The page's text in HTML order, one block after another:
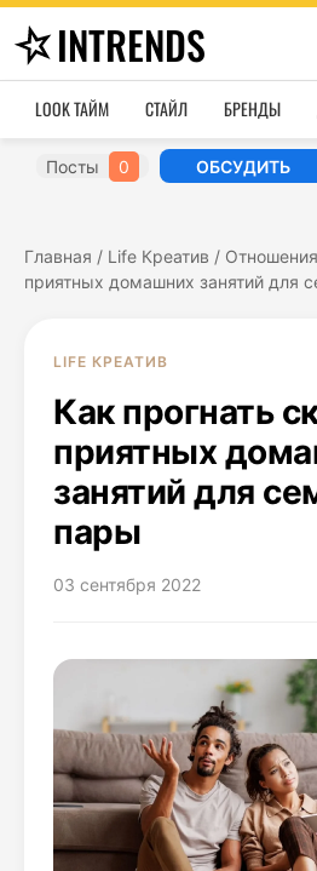
INTRENDS
LOOK ТАЙМ СТАЙЛ БРЕНДЫ
Посты 0 ОБСУДИТЬ
Главная / Life Креатив / Отношения
приятных домашних занятий для
LIFE КРЕАТИВ
Как прогнать
приятных
занятий для
пары
03 сентября 2022